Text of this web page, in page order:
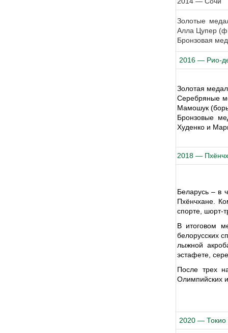
Золотые
Алла Цупер
Бронзовая
2016 — Рио-
Золотая
Серебряные
Мамошук
Бронзовые
Худенко и
2018 —
Беларусь – в
Пхёнчхане.
спорте, шорт-
В итоговом
белорусских
лыжной
эстафете,
После трех
Олимпийских
2020 — Токио